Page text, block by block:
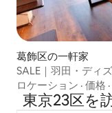
葛飾区の一軒家
SALE｜羽田・ディ
棟貸 東京駅まで29
ロケーション · 価格 ·
東京23区を